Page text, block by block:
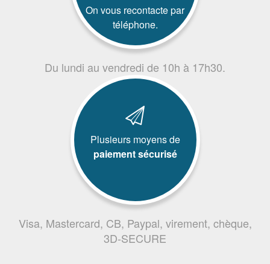
On vous recontacte par
téléphone.
Du lundi au vendredi de 10h à 17h30.
Plusieurs moyens de
paiement sécurisé
Visa, Mastercard, CB, Paypal, virement, chèque,
3D-SECURE